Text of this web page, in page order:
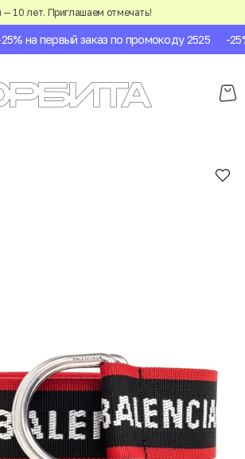
10 лет. Приглашаем отмечать!
на первый заказ по промокоду 2525 -